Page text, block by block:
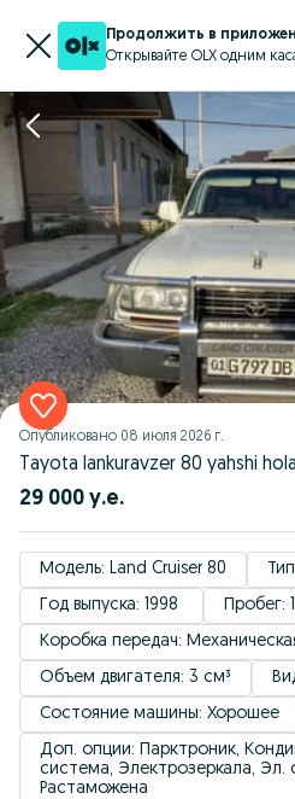
Продолжить в
Открывайте OLX одним
Опубликовано 08 июля 2026 г.
Tayota lankuravzer 80 yahshi
29 000 у.е.
Модель: Land Cruiser 80
Год выпуска: 1998
Пробег:
Коробка передач:
Объем двигателя: 3 см³
Состояние машины: Хорошее
Доп. опции: Парктроник,
система, Электрозеркала, Эл.
Растаможена